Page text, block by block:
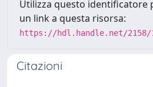
Utilizza questo identificatore
un link a questa risorsa:
https://hdl.handle.net/2158/
Citazioni